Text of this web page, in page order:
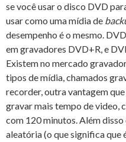
se você usar o disco DVD
usar como uma mídia de
desempenho é o mesmo.
em gravadores DVD+R, e
Existem no mercado
tipos de mídia, chamados
recorder, outra vantagem
gravar mais tempo de video,
com 120 minutos. Além
aleatória (o que significa que